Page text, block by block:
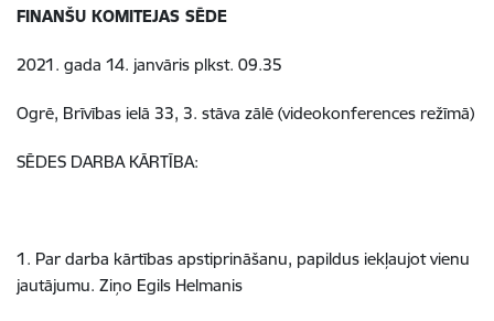
FINANŠU KOMITEJAS SĒDE
2021. gada 14. janvāris plkst. 09.35
Ogrē, Brīvības ielā 33, 3. stāva zālē (videokonferences režīmā)
SĒDES DARBA KĀRTĪBA:
1. Par darba kārtības apstiprināšanu, papildus iekļaujot vienu
jautājumu. Ziņo Egils Helmanis